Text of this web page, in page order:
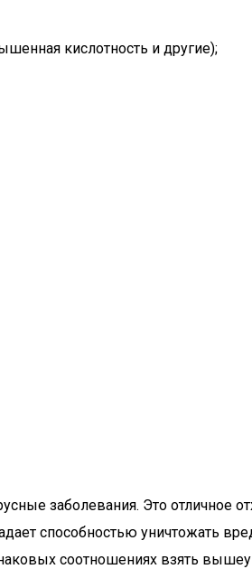
кислотность и другие);
заболевания. Это отличное
способностью уничтожать
соотношениях взять